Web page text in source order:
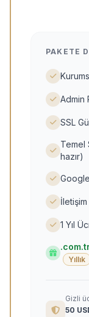
PAKETE
Admin
SSL
Temel
hazır)
1 Yıl
Yıllık
Gizli
50